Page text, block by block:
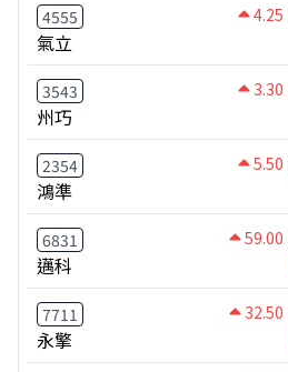
4555 4.25
氣立
3543 3.30
州巧
2354 5.50
鴻準
6831 59.00
邁科
7711 32.50
永擎